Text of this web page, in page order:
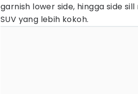
garnish lower side, hingga side
SUV yang lebih kokoh.